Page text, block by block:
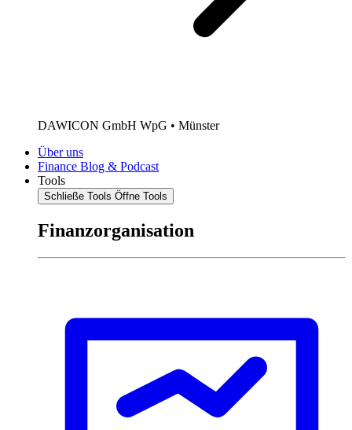
DAWICON GmbH WpG • Münster
Über uns
Finance Blog & Podcast
Tools
Schließe Tools Öffne Tools
Finanzorganisation